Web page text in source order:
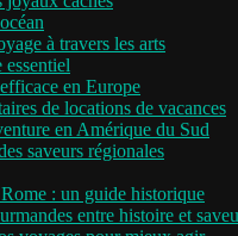
à travers les arts
en Europe
de locations de vacances
en Amérique du Sud
saveurs régionales
: un guide historique
entre histoire et